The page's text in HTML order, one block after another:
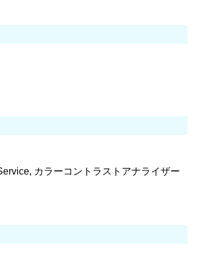
カラーコントラストアナライザー